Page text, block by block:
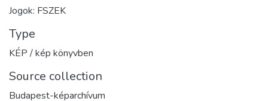
Jogok: FSZEK
Type
KÉP / kép könyvben
Source collection
Budapest-képarchívum